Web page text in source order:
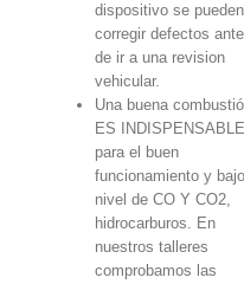
dispositivo se pueden
corregir defectos
de ir a una revision
vehicular.
Una buena
ES INDISPENSABLE
para el buen
funcionamiento y bajo
nivel de CO Y CO2,
hidrocarburos. En
nuestros talleres
comprobamos las